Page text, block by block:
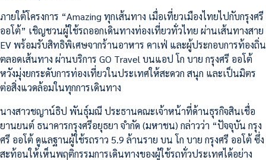
ภายใต้โครงการ “Amazing ทุกเส้นทาง เมื่อเที่ยวเมืองไทยไปกับกรุงศรี
ออโต้” เชิญชวนผู้ใช้รถออกเดินทางท่องเที่ยวทั่วไทย ผ่านเส้นทางสาย
EV พร้อมรับสิทธิพิเศษจากร้านอาหาร คาเฟ่ และผู้ประกอบการท้องถิ่น
ตลอดเส้นทาง ผ่านบริการ GO Travel บนแอป โก บาย กรุงศรี ออโต้
หวังมุ่งยกระดับการท่องเที่ยวในประเทศให้สะดวก สนุก และเป็นมิตร
ต่อสิ่งแวดล้อมในทุกการเดินทาง
นางสาวชญาน์ธิป พันธุ์มณี ประธานคณะเจ้าหน้าที่ด้านธุรกิจสินเชื่อ
ยานยนต์ ธนาคารกรุงศรีอยุธยา จำกัด (มหาชน) กล่าวว่า “ปัจจุบัน กรุง
ศรี ออโต้ ดูแลฐานผู้ใช้รถราว 5.9 ล้านราย บน โก บาย กรุงศรี ออโต้ ซึ่ง
สะท้อนให้เห็นพฤติกรรมการเดินทางของผู้ใช้รถทั่วประเทศได้อย่าง